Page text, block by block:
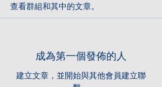
查看群組和其中的文章。
成為第一個發佈的人
建立文章，並開始與其他會員建立聯